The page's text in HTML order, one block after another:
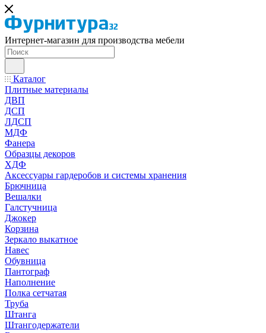
Интернет-магазин для производства мебели
Каталог
Плитные материалы
ДВП
ДСП
ЛДСП
МДФ
Фанера
Образцы декоров
ХДФ
Аксессуары гардеробов и системы хранения
Брючница
Вешалки
Галстучница
Джокер
Корзина
Зеркало выкатное
Навес
Обувница
Пантограф
Наполнение
Полка сетчатая
Труба
Штанга
Штангодержатели